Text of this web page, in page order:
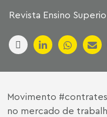
Revista Ensino
Movimento
no mercado de